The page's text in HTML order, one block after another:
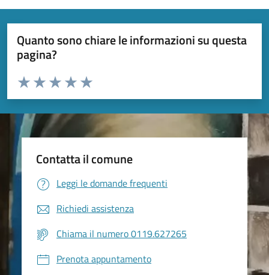
Quanto sono chiare le informazioni su questa
pagina?
Valuta da 1 a 5 stelle la pagina
Valuta 5 stelle su 5
Valuta 4 stelle su 5
Valuta 3 stelle su 5
Valuta 2 stelle su 5
Valuta 1 stelle su 5
Contatta il comune
Leggi le domande frequenti
Richiedi assistenza
Chiama il numero 0119.627265
Prenota appuntamento